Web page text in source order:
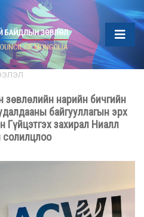
зөвлөлийн нарийн бичгийн
байгууллагын эрх
Гүйцэтгэх захирал Ниалл
солилцлоо